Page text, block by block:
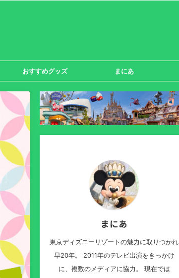
おすすめグッズ まにあ
まにあ
東京ディズニーリゾートの魅力に取りつかれ
早20年。 2011年のデレビ出演をきっかけ
に、複数のメディアに協力。 現在では